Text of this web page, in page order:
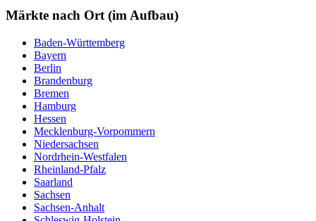
Monat
Märkte nach Ort (im Aufbau)
Baden-Württemberg
Bayern
Berlin
Brandenburg
Bremen
Hamburg
Hessen
Mecklenburg-Vorpommern
Niedersachsen
Nordrhein-Westfalen
Rheinland-Pfalz
Saarland
Sachsen
Sachsen-Anhalt